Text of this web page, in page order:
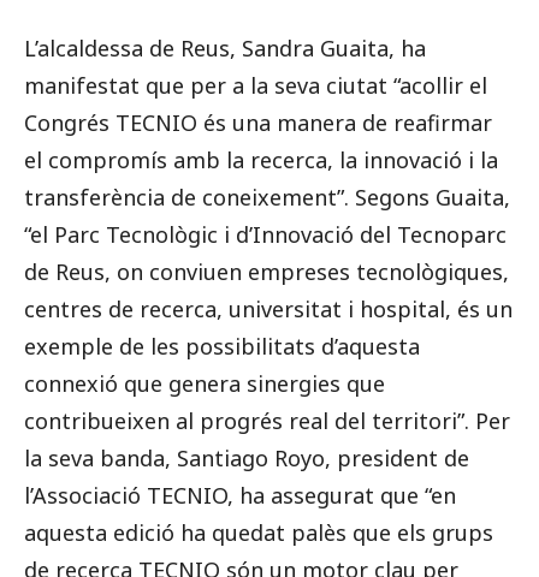
L’alcaldessa de Reus, Sandra Guaita, ha
manifestat que per a la seva ciutat “acollir el
Congrés TECNIO és una manera de reafirmar
el compromís amb la recerca, la innovació i la
transferència de coneixement”. Segons Guaita,
“el Parc Tecnològic i d’Innovació del Tecnoparc
de Reus, on conviuen empreses tecnològiques,
centres de recerca, universitat i hospital, és un
exemple de les possibilitats d’aquesta
connexió que genera sinergies que
contribueixen al progrés real del territori”. Per
la seva banda, Santiago Royo, president de
l’Associació TECNIO, ha assegurat que “en
aquesta edició ha quedat palès que els grups
de recerca TECNIO són un motor clau per